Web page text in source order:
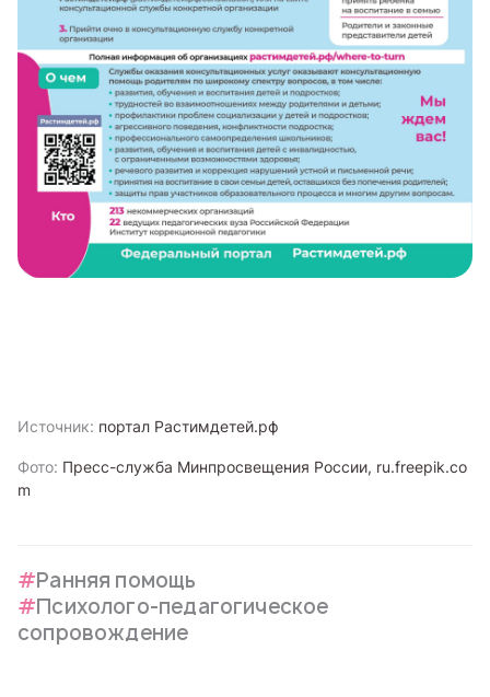
Источник: портал Растимдетей.рф
Фото: Пресс-служба Минпросвещения России, ru.freepik.co
m
Ранняя помощь
Психолого-педагогическое
сопровождение